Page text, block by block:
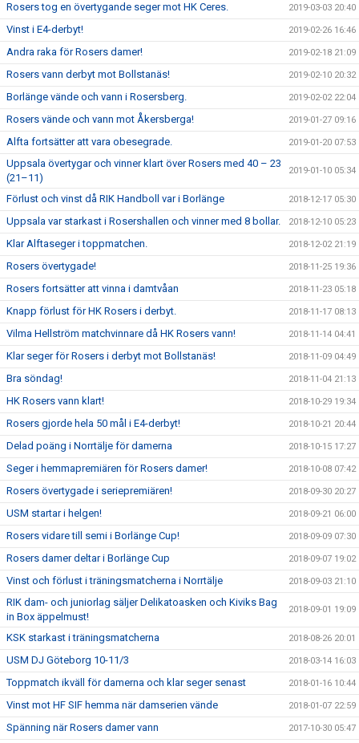
Rosers tog en övertygande seger mot HK Ceres. 2019-03-03 20:40
Vinst i E4-derbyt! 2019-02-26 16:46
Andra raka för Rosers damer! 2019-02-18 21:09
Rosers vann derbyt mot Bollstanäs! 2019-02-10 20:32
Borlänge vände och vann i Rosersberg. 2019-02-02 22:04
Rosers vände och vann mot Åkersberga! 2019-01-27 09:16
Alfta fortsätter att vara obesegrade. 2019-01-20 07:53
Uppsala övertygar och vinner klart över Rosers med 40 – 23
(21–11)
2019-01-10 05:34
Förlust och vinst då RIK Handboll var i Borlänge 2018-12-17 05:30
Uppsala var starkast i Rosershallen och vinner med 8 bollar. 2018-12-10 05:23
Klar Alftaseger i toppmatchen. 2018-12-02 21:19
Rosers övertygade! 2018-11-25 19:36
Rosers fortsätter att vinna i damtvåan 2018-11-23 05:18
Knapp förlust för HK Rosers i derbyt. 2018-11-17 08:13
Vilma Hellström matchvinnare då HK Rosers vann! 2018-11-14 04:41
Klar seger för Rosers i derbyt mot Bollstanäs! 2018-11-09 04:49
Bra söndag! 2018-11-04 21:13
HK Rosers vann klart! 2018-10-29 19:34
Rosers gjorde hela 50 mål i E4-derbyt! 2018-10-21 20:44
Delad poäng i Norrtälje för damerna 2018-10-15 17:27
Seger i hemmapremiären för Rosers damer! 2018-10-08 07:42
Rosers övertygade i seriepremiären! 2018-09-30 20:27
USM startar i helgen! 2018-09-21 06:00
Rosers vidare till semi i Borlänge Cup! 2018-09-09 07:30
Rosers damer deltar i Borlänge Cup 2018-09-07 19:02
Vinst och förlust i träningsmatcherna i Norrtälje 2018-09-03 21:10
RIK dam- och juniorlag säljer Delikatoasken och Kiviks Bag
in Box äppelmust!
2018-09-01 19:09
KSK starkast i träningsmatcherna 2018-08-26 20:01
USM DJ Göteborg 10-11/3 2018-03-14 16:03
Toppmatch ikväll för damerna och klar seger senast 2018-01-16 10:44
Vinst mot HF SIF hemma när damserien vände 2018-01-07 22:59
Spänning när Rosers damer vann 2017-10-30 05:47